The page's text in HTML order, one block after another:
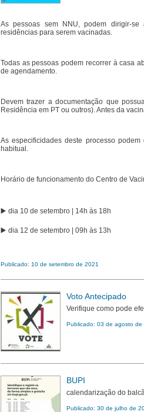
As pessoas sem NNU, podem dirigir-
residências para serem vacinadas.
Todas as pessoas podem recorrer à casa
de agendamento.
Devem trazer a documentação que
Residência em PT ou outros). Antes da
As especificidades deste processo
habitual.
Horário de funcionamento do Centro de
▶️ dia 10 de setembro | 14h às 18h
▶️ dia 12 de setembro | 09h às 13h
Publicado: 10 de setembro de 2021
Voto Antecipado
Verifique como pode
Publicado: 03 de agosto de
BUPI
calendarização do
Publicado: 30 de julho de